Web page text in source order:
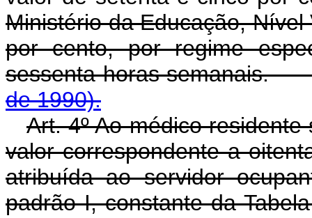
Ministério da Educação,
por cento, por regime
sessenta horas
de 1990).
Art. 4º Ao médico
valor correspondente a
atribuída ao servidor
padrão I, constante da